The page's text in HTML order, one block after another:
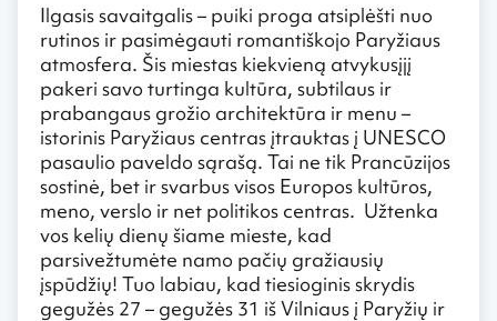
Ilgasis savaitgalis – puiki proga atsiplėšti nuo
rutinos ir pasimėgauti romantiškojo Paryžiaus
atmosfera. Šis miestas kiekvieną atvykusįjį
pakeri savo turtinga kultūra, subtilaus ir
prabangaus grožio architektūra ir menu –
istorinis Paryžiaus centras įtrauktas į UNESCO
pasaulio paveldo sąrašą. Tai ne tik Prancūzijos
sostinė, bet ir svarbus visos Europos kultūros,
meno, verslo ir net politikos centras. Užtenka
vos kelių dienų šiame mieste, kad
parsivežtumėte namo pačių gražiausių
įspūdžių! Tuo labiau, kad tiesioginis skrydis
gegužės 27 – gegužės 31 iš Vilniaus į Paryžių ir